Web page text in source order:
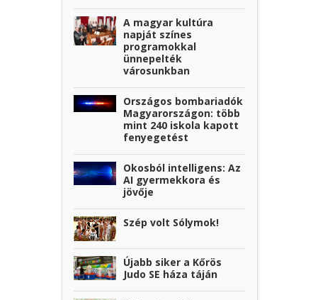
A magyar kultúra
napját színes
programokkal
ünnepelték
városunkban
Országos bombariadók
Magyarországon: több
mint 240 iskola kapott
fenyegetést
Okosból intelligens: Az
AI gyermekkora és
jövője
Szép volt Sólymok!
Újabb siker a Kőrös
Judo SE háza táján